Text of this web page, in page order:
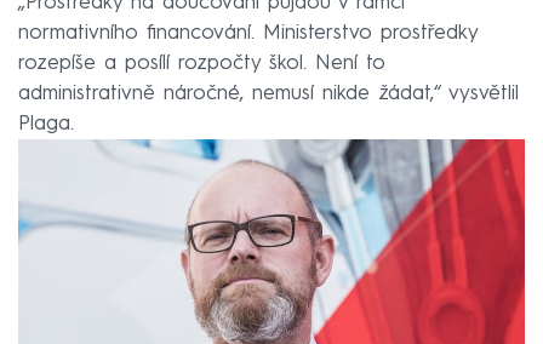
normativního financování. Ministerstvo prostředky
rozepíše a posílí rozpočty škol. Není to
administrativně náročné, nemusí nikde žádat,“ vysvětlil
Plaga.